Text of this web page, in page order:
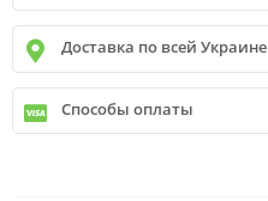
Киевдо9999 грн. -400 грн.
Киевот9999 грн - БЕСПЛАТНО
Киев пригород +30 грн\км
Доставка по всей Украине
✓Новая почта
✓Деливери
✓Автолюкс
Способы оплаты